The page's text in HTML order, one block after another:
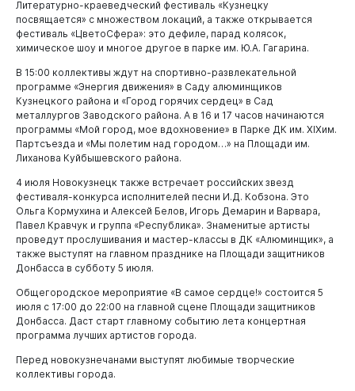
Администрация
Литературно-краеведческий фестиваль «Кузнецку
посвящается» с множеством локаций, а также открывается
фестиваль «ЦветоСфера»: это дефиле, парад колясок,
химическое шоу и многое другое в парке им. Ю.А. Гагарина.
В 15:00 коллективы ждут на спортивно-развлекательной
программе «Энергия движения» в Саду алюминщиков
Кузнецкого района и «Город горячих сердец» в Сад
металлургов Заводского района. А в 16 и 17 часов начинаются
программы «Мой город, мое вдохновение» в Парке ДК им. XIXим.
Партсъезда и «Мы полетим над городом…» на Площади им.
Лиханова Куйбышевского района.
4 июля Новокузнецк также встречает российских звезд
фестиваля-конкурса исполнителей песни И.Д. Кобзона. Это
Ольга Кормухина и Алексей Белов, Игорь Демарин и Варвара,
Павел Кравчук и группа «Республика». Знаменитые артисты
проведут прослушивания и мастер-классы в ДК «Алюминщик», а
также выступят на главном празднике на Площади защитников
Донбасса в субботу 5 июля.
Общегородское мероприятие «В самое сердце!» состоится 5
июля с 17:00 до 22:00 на главной сцене Площади защитников
Донбасса. Даст старт главному событию лета концертная
программа лучших артистов города.
Перед новокузнечанами выступят любимые творческие
коллективы города.